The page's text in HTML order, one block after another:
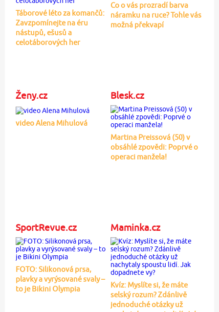
Táborové léto za komančů:
Zavzpomínejte na éru
nástupů, ešusů a
celotáborových her
Co o vás prozradí barva
náramku na ruce? Tohle vás
možná překvapí
Ženy.cz
video Alena Mihulová
Blesk.cz
Martina Preissová (50) v
obsáhlé zpovědi: Poprvé o
operaci manžela!
SportRevue.cz
FOTO: Silikonová prsa,
plavky a vyrýsované svaly –
to je Bikini Olympia
Maminka.cz
Kvíz: Myslíte si, že máte
selský rozum? Zdánlivě
jednoduché otázky už